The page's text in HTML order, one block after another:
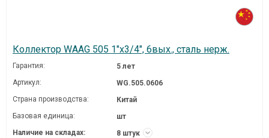
Коллектор WAAG 505 1"х3/4", 6вых., сталь нерж.
Гарантия:
5 лет
Артикул:
WG.505.0606
Страна производства:
Китай
Базовая единица:
шт
Наличие на складах:
8 штук